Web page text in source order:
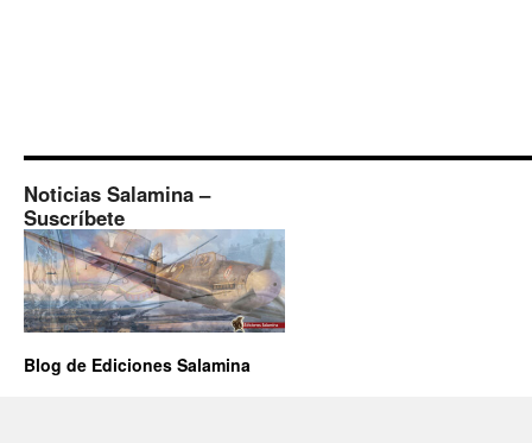
Noticias Salamina –
Suscríbete
Blog de Ediciones Salamina